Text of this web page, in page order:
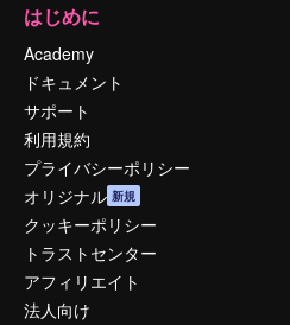
はじめに
Academy
ドキュメント
サポート
利用規約
プライバシーポリシー
オリジナル 新規
クッキーポリシー
トラストセンター
アフィリエイト
法人向け